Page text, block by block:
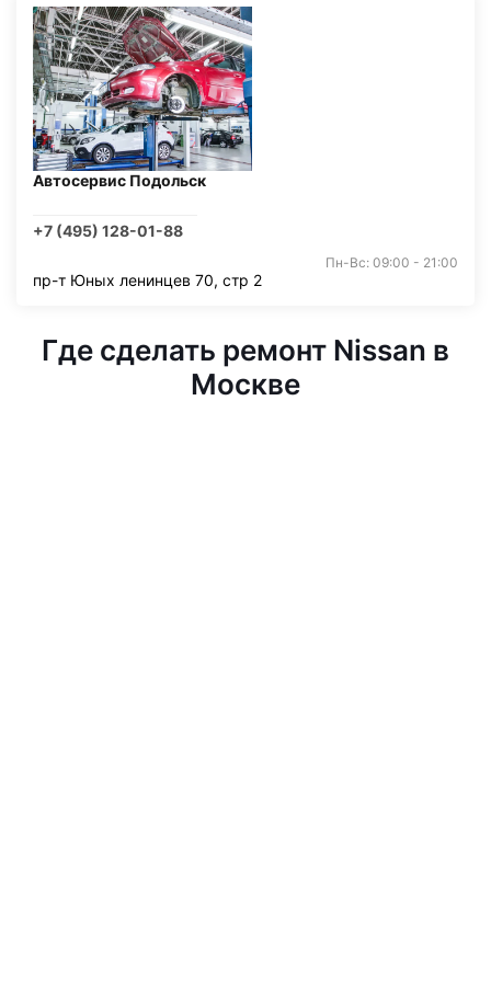
Автосервис Подольск
+7 (495) 128-01-88
Пн-Вс: 09:00 - 21:00
пр-т Юных ленинцев 70, стр 2
Где сделать ремонт Nissan в
Москве